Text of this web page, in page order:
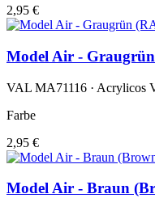
2,95 €
Model Air -
VAL MA71116 · Acrylicos
Farbe
2,95 €
Model Air - Braun